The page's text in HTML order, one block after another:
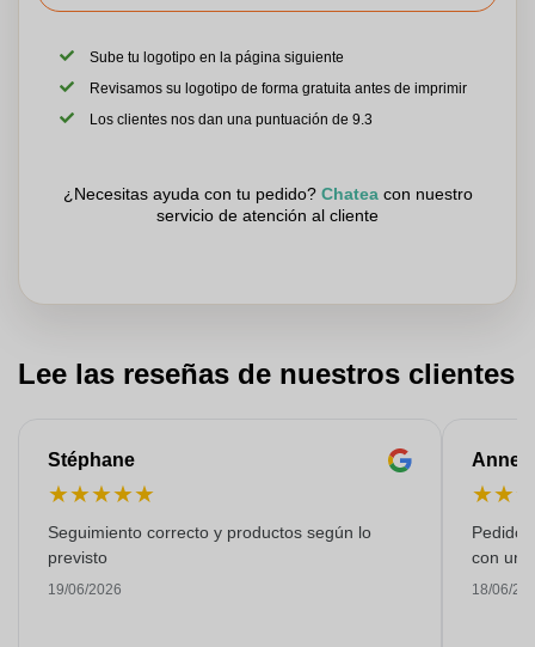
Sube tu logotipo en la página siguiente
Revisamos su logotipo de forma gratuita antes de imprimir
Los clientes nos dan una puntuación de 9.3
¿Necesitas ayuda con tu pedido? Chateacon nuestro
servicio de atención al cliente
Lee las reseñas de nuestros clientes
Stéphane
★★★★★
Seguimiento correcto y productos según lo
previsto
19/06/2026
Anne-
★★
Pedido
con
18/06/